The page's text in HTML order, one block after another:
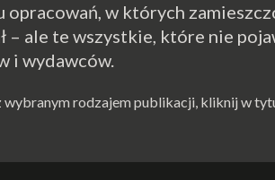
opracowań, w których
– ale te wszystkie, które nie
i wydawców.
wybranym rodzajem publikacji, kliknij w